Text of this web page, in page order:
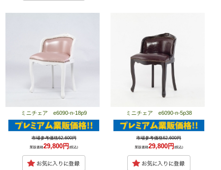
ミニチェア e6090-n-18p9
市場参考価格62,600円
業販価格29,800円(税込)
ミニチェア e6090-n-5p38
市場参考価格62,600円
業販価格29,800円 (税込)